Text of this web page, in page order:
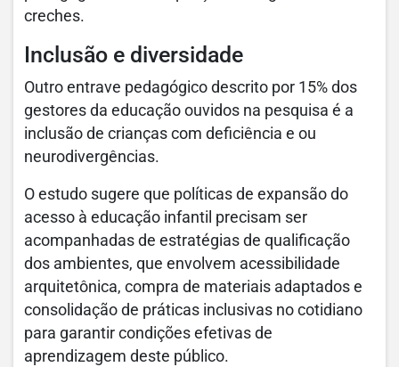
creches.
Inclusão e diversidade
Outro entrave pedagógico descrito por 15% dos
gestores da educação ouvidos na pesquisa é a
inclusão de crianças com deficiência e ou
neurodivergências.
O estudo sugere que políticas de expansão do
acesso à educação infantil precisam ser
acompanhadas de estratégias de qualificação
dos ambientes, que envolvem acessibilidade
arquitetônica, compra de materiais adaptados e
consolidação de práticas inclusivas no cotidiano
para garantir condições efetivas de
aprendizagem deste público.